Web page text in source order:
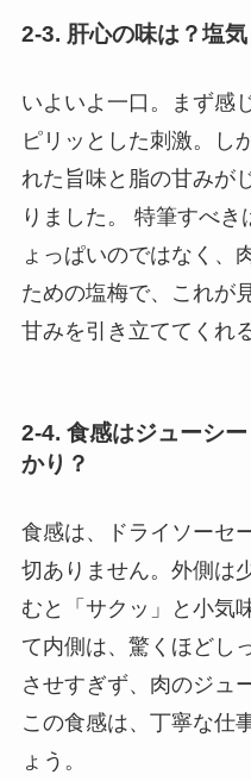
2-3. 肝心の味は？塩
いよいよ一口。まず感
ピリッとした刺激。し
れた旨味と脂の甘みが
りました。 特筆すべ
ょっぱいのではなく、
ための塩梅で、これが
甘みを引き立ててくれ
2-4. 食感はジューシ
かり？
食感は、ドライソーセ
切ありません。外側は
むと「サクッ」と小気
て内側は、驚くほどし
させすぎず、肉のジュ
この食感は、丁寧な仕
ょう。